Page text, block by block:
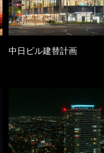
中日ビル建替計画